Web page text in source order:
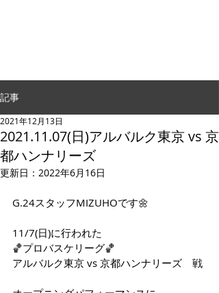
記事
2021.11.07(日)アルバルク東京 vs 京
都ハンナリーズ
2021年12月13日
更新日： 2022年6月16日
G.24スタッフMIZUHOです🌼
11/7(日)に行われた
🏀プロバスケリーグ🏀
アルバルク東京 vs 京都ハンナリーズ　戦